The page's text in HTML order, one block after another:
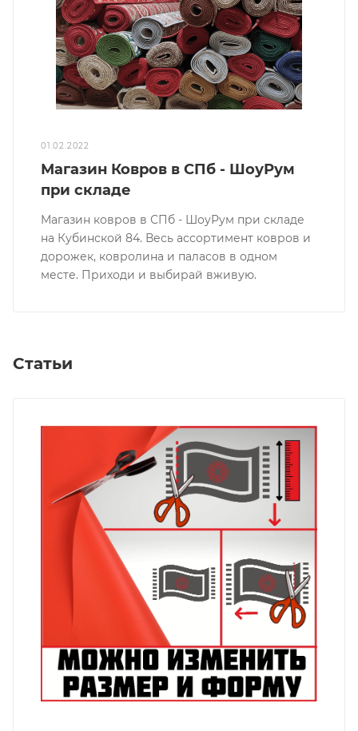
01.02.2022
Магазин Ковров в СПб - ШоуРум
при складе
Магазин ковров в СПб - ШоуРум при складе
на Кубинской 84. Весь ассортимент ковров и
дорожек, ковролина и паласов в одном
месте. Приходи и выбирай вживую.
Статьи